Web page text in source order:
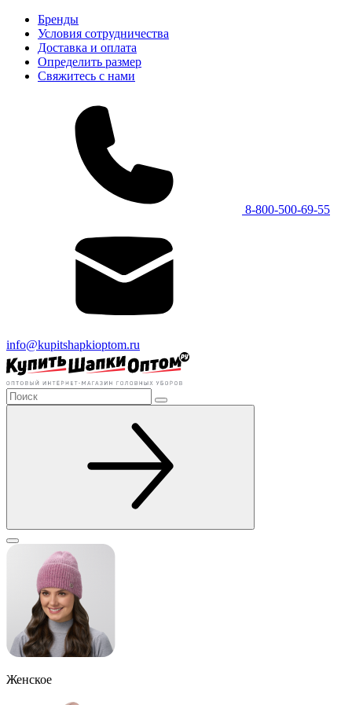
Бренды
Условия сотрудничества
Доставка и оплата
Определить размер
Свяжитесь с нами
8-800-500-69-55
info@kupitshapkioptom.ru
Женское